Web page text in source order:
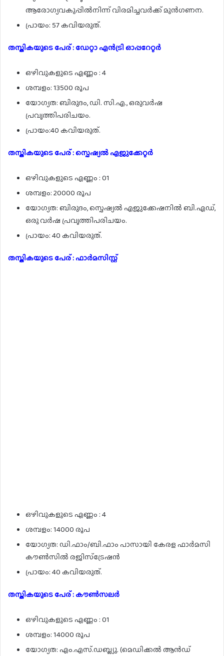
ആരോഗ്യവകുപ്പിൽനിന്ന് വിരമിച്ചവർക്ക് മുൻഗണന.
പ്രായം: 57 കവിയരുത്.
തസ്തികയുടെ പേര് : ഡേറ്റാ എൻട്രി ഓപ്പറേറ്റർ
ഒഴിവുകളുടെ എണ്ണം : 4
ശമ്പളം: 13500 രൂപ
യോഗ്യത: ബിരുദം, ഡി. സി.എ., ഒരുവർഷ
പ്രവൃത്തിപരിചയം.
പ്രായം:40 കവിയരുത്.
തസ്തികയുടെ പേര് : സ്പെഷ്യൽ എജുക്കേറ്റർ
ഒഴിവുകളുടെ എണ്ണം : 01
ശമ്പളം: 20000 രൂപ
യോഗ്യത: ബിരുദം, സ്പെഷ്യൽ എജുക്കേഷനിൽ ബി.എഡ്,
ഒരു വർഷ പ്രവൃത്തിപരിചയം.
പ്രായം: 40 കവിയരുത്.
തസ്തികയുടെ പേര് : ഫാർമസിസ്റ്റ്
ഒഴിവുകളുടെ എണ്ണം : 4
ശമ്പളം: 14000 രൂപ
യോഗ്യത: ഡി.ഫാം/ബി.ഫാം പാസായി കേരള ഫാർമസി
കൗൺസിൽ രജിസ്ട്രേഷൻ
പ്രായം: 40 കവിയരുത്.
തസ്തികയുടെ പേര് : കൗൺസലർ
ഒഴിവുകളുടെ എണ്ണം : 01
ശമ്പളം: 14000 രൂപ
യോഗ്യത: എം.എസ്.ഡബ്ല്യു. (മെഡിക്കൽ ആൻഡ്